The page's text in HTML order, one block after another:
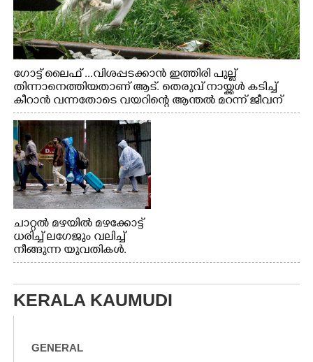
ഗോട്ട് ലൈഫ് ...വിശപ്പടക്കാൻ ഇത്തിരി പുല്ല്
തിന്നാനെത്തിയതാണ് ആട്. തെരുവ് നായ്ക്കൾ കടിച്ച്
കീറാൻ വന്നതോടെ വയറിന്റെ ആന്തൽ മറന്ന് ജീവന്
വേണ്ടിയായി ഓട്ടം. എറണാകുളം വാത്തുരുത്തിയിൽ
നിന്നുള്ള കാഴ്ച
ചാറ്റൽ മഴയിൽ മഴക്കോട്ട്
ധരിച്ച് ലഗേജും വലിച്ച്
നീങ്ങുന്ന യുവതികൾ.
എറണാകുളം മേനകയിൽ
KERALA KAUMUDI
GENERAL